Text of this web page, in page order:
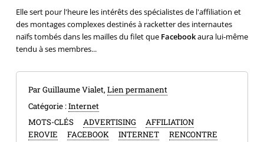
Elle sert pour l'heure les intérêts des spécialistes de l'affiliation et
des montages complexes destinés à racketter des internautes
naïfs tombés dans les mailles du filet que Facebookaura lui-même
tendu à ses membres...
Par Guillaume Vialet, Lien permanent
Catégorie :Internet
MOTS-CLÉS
ADVERTISING
AFFILIATION
EROVIE
FACEBOOK INTERNET RENCONTRE